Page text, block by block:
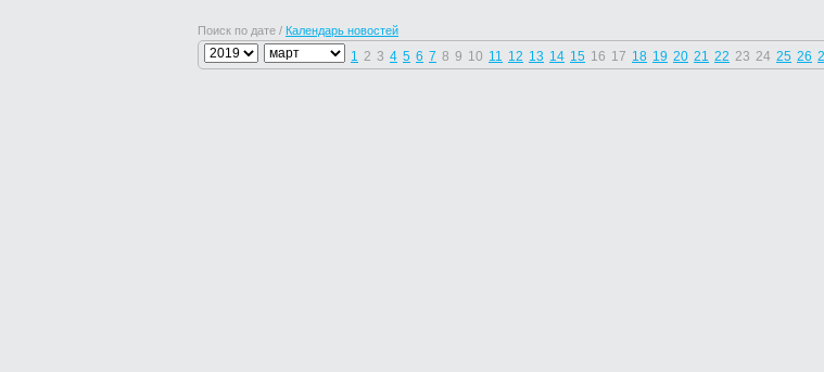
Поиск по дате / Календарь новостей
1 2 3 4 5 6 7 8 9 10 11 12 13 14 15 16 17 18 19 20 21 22 23 24 25 26